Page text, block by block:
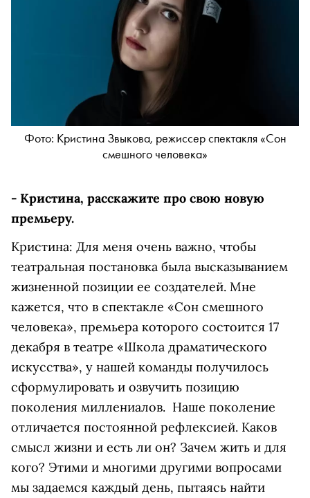
Фото: Кристина Звыкова, режиссер спектакля «Сон
смешного человека»
- Кристина, расскажите про свою новую
премьеру.
Кристина: Для меня очень важно, чтобы
театральная постановка была высказыванием
жизненной позиции ее создателей. Мне
кажется, что в спектакле «Сон смешного
человека», премьера которого состоится 17
декабря в театре «Школа драматического
искусства», у нашей команды получилось
сформулировать и озвучить позицию
поколения миллениалов. Наше поколение
отличается постоянной рефлексией. Каков
смысл жизни и есть ли он? Зачем жить и для
кого? Этими и многими другими вопросами
мы задаемся каждый день, пытаясь найти